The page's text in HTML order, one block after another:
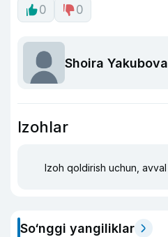
0 0
Shoira Yakubova
Izohlar
Izoh qoldirish uchun, avval
So‘nggi yangiliklar